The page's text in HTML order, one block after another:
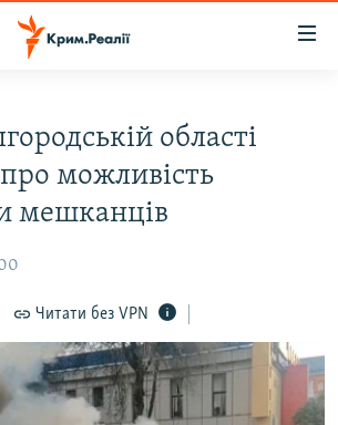
області
можливість
мешканців
Читати без VPN